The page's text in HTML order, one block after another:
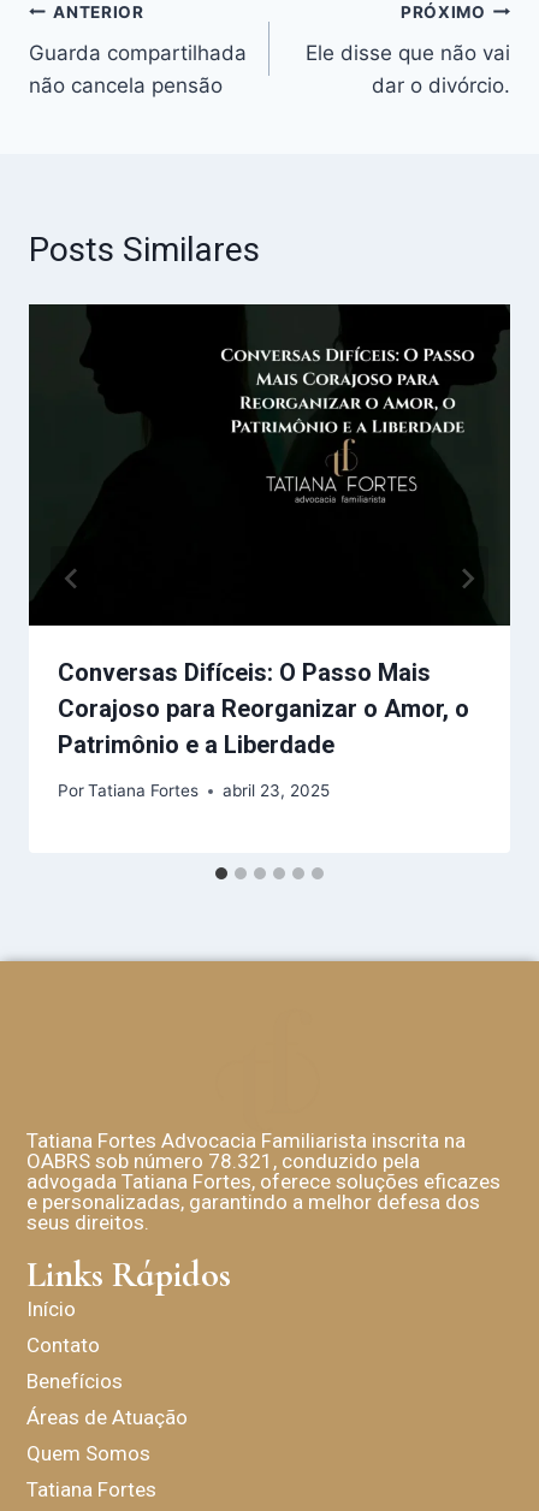
ANTERIOR
Guarda compartilhada
não cancela pensão
PRÓXIMO
Ele disse que não vai
dar o divórcio.
Posts Similares
Conversas Difíceis: O Passo Mais
Corajoso para Reorganizar o Amor, o
Patrimônio e a Liberdade
PorTatiana Fortes abril 23, 2025
Tatiana Fortes Advocacia Familiarista inscrita na
OABRS sob número 78.321, conduzido pela
advogada Tatiana Fortes, oferece soluções eficazes
e personalizadas, garantindo a melhor defesa dos
seus direitos.
Links Rápidos
Início
Contato
Benefícios
Áreas de Atuação
Quem Somos
Tatiana Fortes